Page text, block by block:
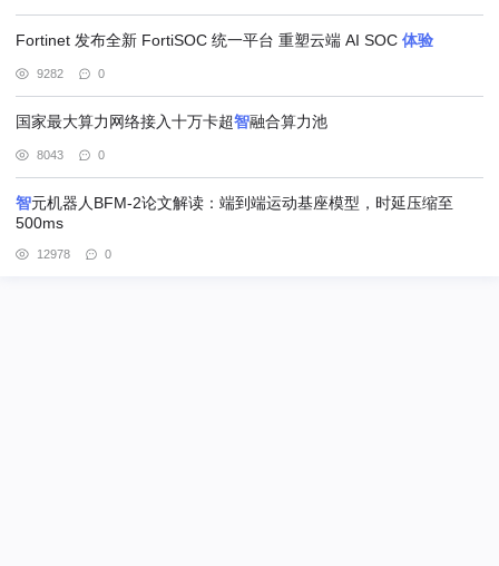
Fortinet 发布全新 FortiSOC 统一平台 重塑云端 AI SOC 体验
9282 0
国家最大算力网络接入十万卡超智融合算力池
8043 0
智元机器人BFM-2论文解读：端到端运动基座模型，时延压缩至
500ms
12978 0